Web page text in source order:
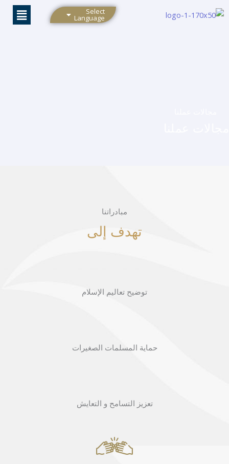
تخطي
Select
Language
مبادراتنا
تهدف إلى
توضيح تعاليم الإسلام
حماية المسلمات الصغيرات
تعزيز التسامح و التعايش